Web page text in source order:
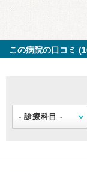
この病院の口コミ